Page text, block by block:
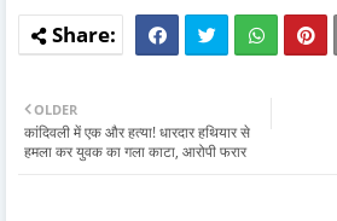
OLDER
कांदिवली में एक और हत्या! धारदार हथियार से
हमला कर युवक का गला काटा, आरोपी फरार